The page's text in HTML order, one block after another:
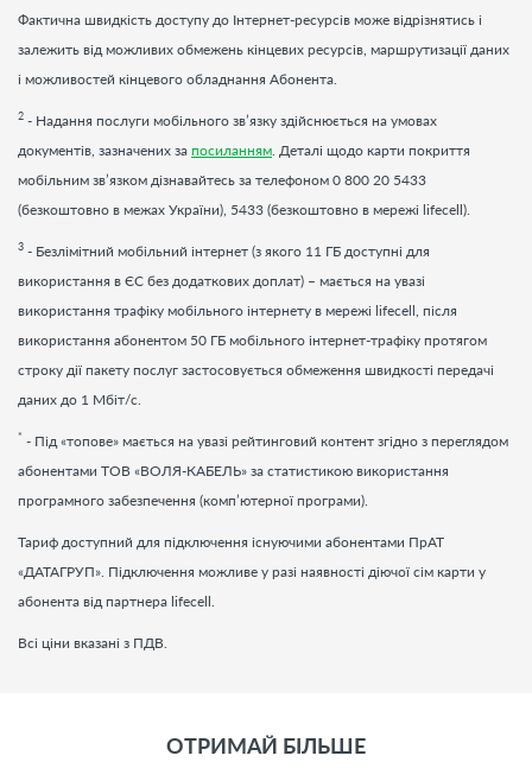
Фактична швидкість доступу до Інтернет-ресурсів може відрізнятись і
залежить від можливих обмежень кінцевих ресурсів, маршрутизації даних
і можливостей кінцевого обладнання Абонента.
2 - Надання послуги мобільного зв’язку здійснюється на умовах
документів, зазначених за посиланням . Деталі щодо карти покриття
мобільним зв’язком дізнавайтесь за телефоном 0 800 20 5433
(безкоштовно в межах України), 5433 (безкоштовно в мережі lifecell).
3 - Безлімітний мобільний інтернет (з якого 11 ГБ доступні для
використання в ЄС без додаткових доплат) – мається на увазі
використання трафіку мобільного інтернету в мережі lifecell, після
використання абонентом 50 ГБ мобільного інтернет-трафіку протягом
строку дії пакету послуг застосовується обмеження швидкості передачі
даних до 1 Мбіт/c.
* - Під «топове» мається на увазі рейтинговий контент згідно з переглядом
абонентами ТОВ «ВОЛЯ-КАБЕЛЬ» за статистикою використання
програмного забезпечення (комп’ютерної програми).
Тариф доступний для підключення існуючими абонентами ПрАТ
«ДАТАГРУП». Підключення можливе у разі наявності діючої сім карти у
абонента від партнера lifecell.
Всі ціни вказані з ПДВ.
ОТРИМАЙ БІЛЬШЕ